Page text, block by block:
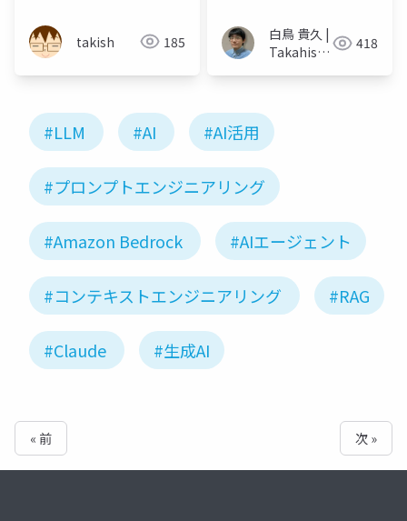
実践知
takish 185
白鳥 貴久 |
Takahisa
418
#LLM #AI #AI活用
#プロンプトエンジニアリング
#Amazon Bedrock #AIエージェント
#コンテキストエンジニアリング #RAG
#Claude #生成AI
« 前 次 »